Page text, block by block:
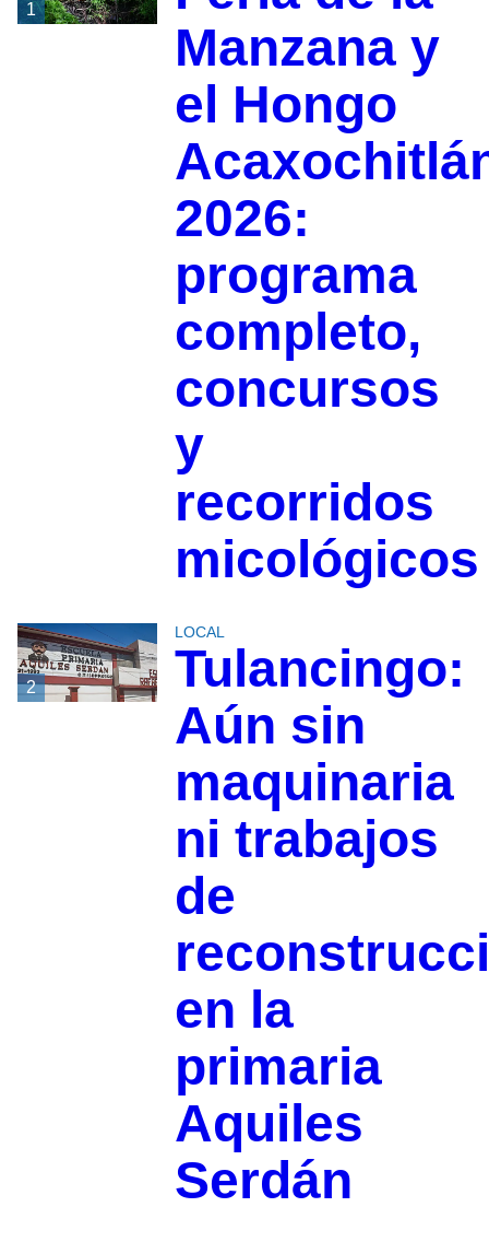
1
Manzana y
el Hongo
2026:
programa
completo,
concursos
y
recorridos
micológicos
2
LOCAL
Tulancingo:
Aún sin
maquinaria
ni trabajos
de
en la
primaria
Aquiles
Serdán